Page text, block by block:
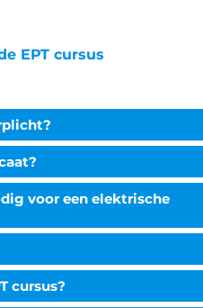
EPT cursus
voor een elektrische
cursus?